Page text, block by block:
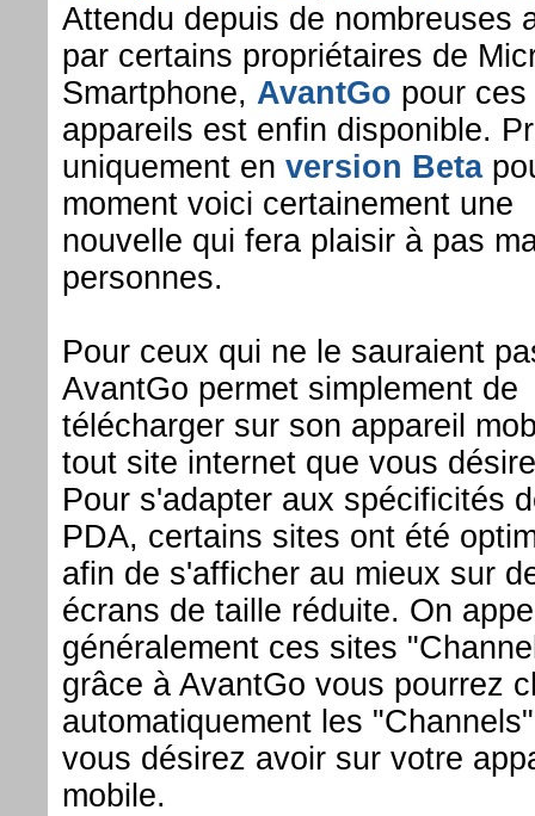
Attendu depuis de nombreuses
par certains propriétaires de
Smartphone, AvantGo pour ces
appareils est enfin disponible.
uniquement en version Beta
moment voici certainement une
nouvelle qui fera plaisir à pas
personnes.
Pour ceux qui ne le sauraient
AvantGo permet simplement de
télécharger sur son appareil
tout site internet que vous
Pour s'adapter aux spécificités
PDA, certains sites ont été
afin de s'afficher au mieux sur
écrans de taille réduite. On
généralement ces sites
grâce à AvantGo vous pourrez
automatiquement les
vous désirez avoir sur votre
mobile.